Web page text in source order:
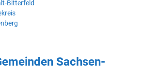
Bitterfeld
Sachsen-